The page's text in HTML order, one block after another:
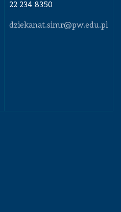
22 234 8350
dziekanat.simr@pw.edu.pl